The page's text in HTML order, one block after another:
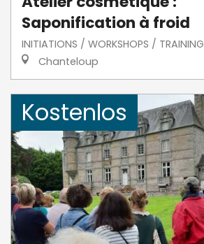
Saponification à froid
INITIATIONS / WORKSHOPS / TRAINING
Chanteloup
Kostenlos